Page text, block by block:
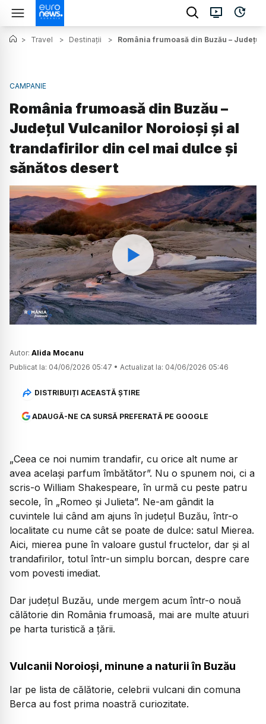
> Travel > Destinații > România frumoasă din Buzău –
CAMPANIE
România frumoasă din Buzău –
Județul Vulcanilor Noroioși și al
trandafirilor din cel mai dulce și
sănătos desert
Watch
Autor: Alida Mocanu
Publicat la: 04/06/2026 05:47 • Actualizat la: 04/06/2026 05:46
DISTRIBUIȚI ACEASTĂ ȘTIRE
ADAUGĂ-NE CA SURSĂ PREFERATĂ PE GOOGLE
„Ceea ce noi numim trandafir, cu orice alt nume ar
avea același parfum îmbătător”. Nu o spunem noi, ci a
scris-o William Shakespeare, în urmă cu peste patru
secole, în „Romeo și Julieta”. Ne-am gândit la
cuvintele lui când am ajuns în județul Buzău, într-o
localitate cu nume cât se poate de dulce: satul Mierea.
Aici, mierea pune în valoare gustul fructelor, dar și al
trandafirilor, totul într-un simplu borcan, despre care
vom povesti imediat.
Dar județul Buzău, unde mergem acum într-o nouă
călătorie din România frumoasă, mai are multe atuuri
pe harta turistică a țării.
Vulcanii Noroioși, minune a naturii în Buzău
Iar pe lista de călătorie, celebrii vulcani din comuna
Berca au fost prima noastră curiozitate.